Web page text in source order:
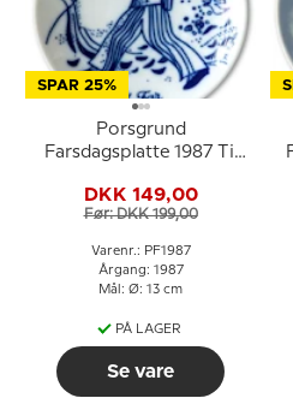
SPAR 25%
Porsgrund
Farsdagsplatte 1987 Til
skuldrene
DKK 149,00
Før: DKK 199,00
Varenr.: PF1987
Årgang: 1987
Mål: Ø: 13 cm
PÅ LAGER
Se vare